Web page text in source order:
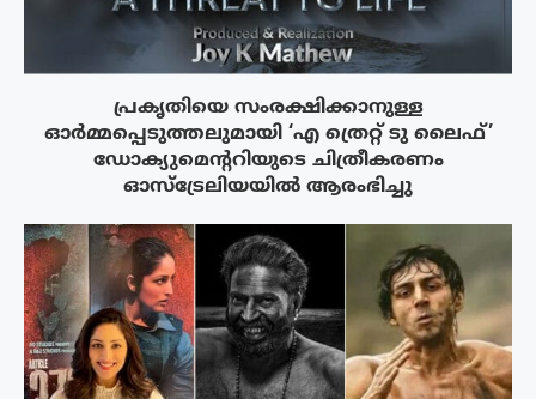
പ്രകൃതിയെ സംരക്ഷിക്കാനുള്ള
ഓർമ്മപ്പെടുത്തലുമായി ‘എ ത്രെറ്റ് ടു ലൈഫ്’
ഡോക്യുമെന്ററിയുടെ ചിത്രീകരണം
ഓസ്‌ട്രേലിയയിൽ ആരംഭിച്ചു